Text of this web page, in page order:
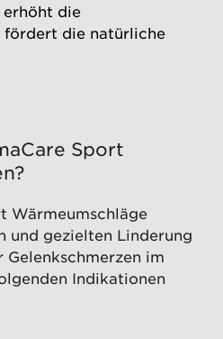
erhöht die
die natürliche
Sport
Wärmeumschläge
und gezielten Linderung
im
Indikationen